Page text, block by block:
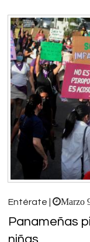
Entérate | Marzo
Panameñas